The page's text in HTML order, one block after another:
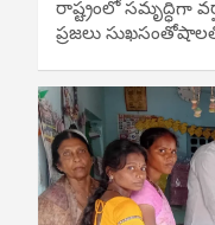
రాష్ట్రంలో సమృద్ధిగా
ప్రజలు